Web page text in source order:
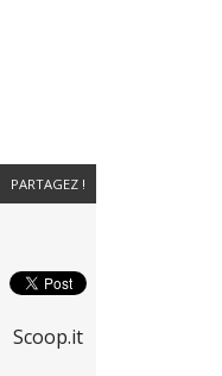
PARTAGEZ !
Scoop.it